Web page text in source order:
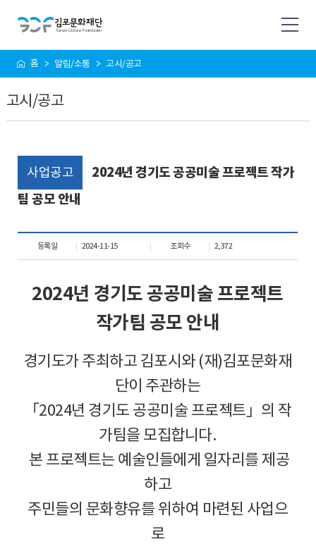
사
이
맵
홈 알림/소통 고시/공고
고시/공고
사업공고
2024년 경기도 공공미술 프로젝트 작가
팀 공모 안내
등록일 2024-11-15 조회수 2,372
2024년 경기도 공공미술 프로젝트
작가팀 공모 안내
경기도가 주최하고 김포시와 (재)김포문화재
단이 주관하는
「2024년 경기도 공공미술 프로젝트」의 작
가팀을 모집합니다.
본 프로젝트는 예술인들에게 일자리를 제공
하고
주민들의 문화향유를 위하여 마련된 사업으
로